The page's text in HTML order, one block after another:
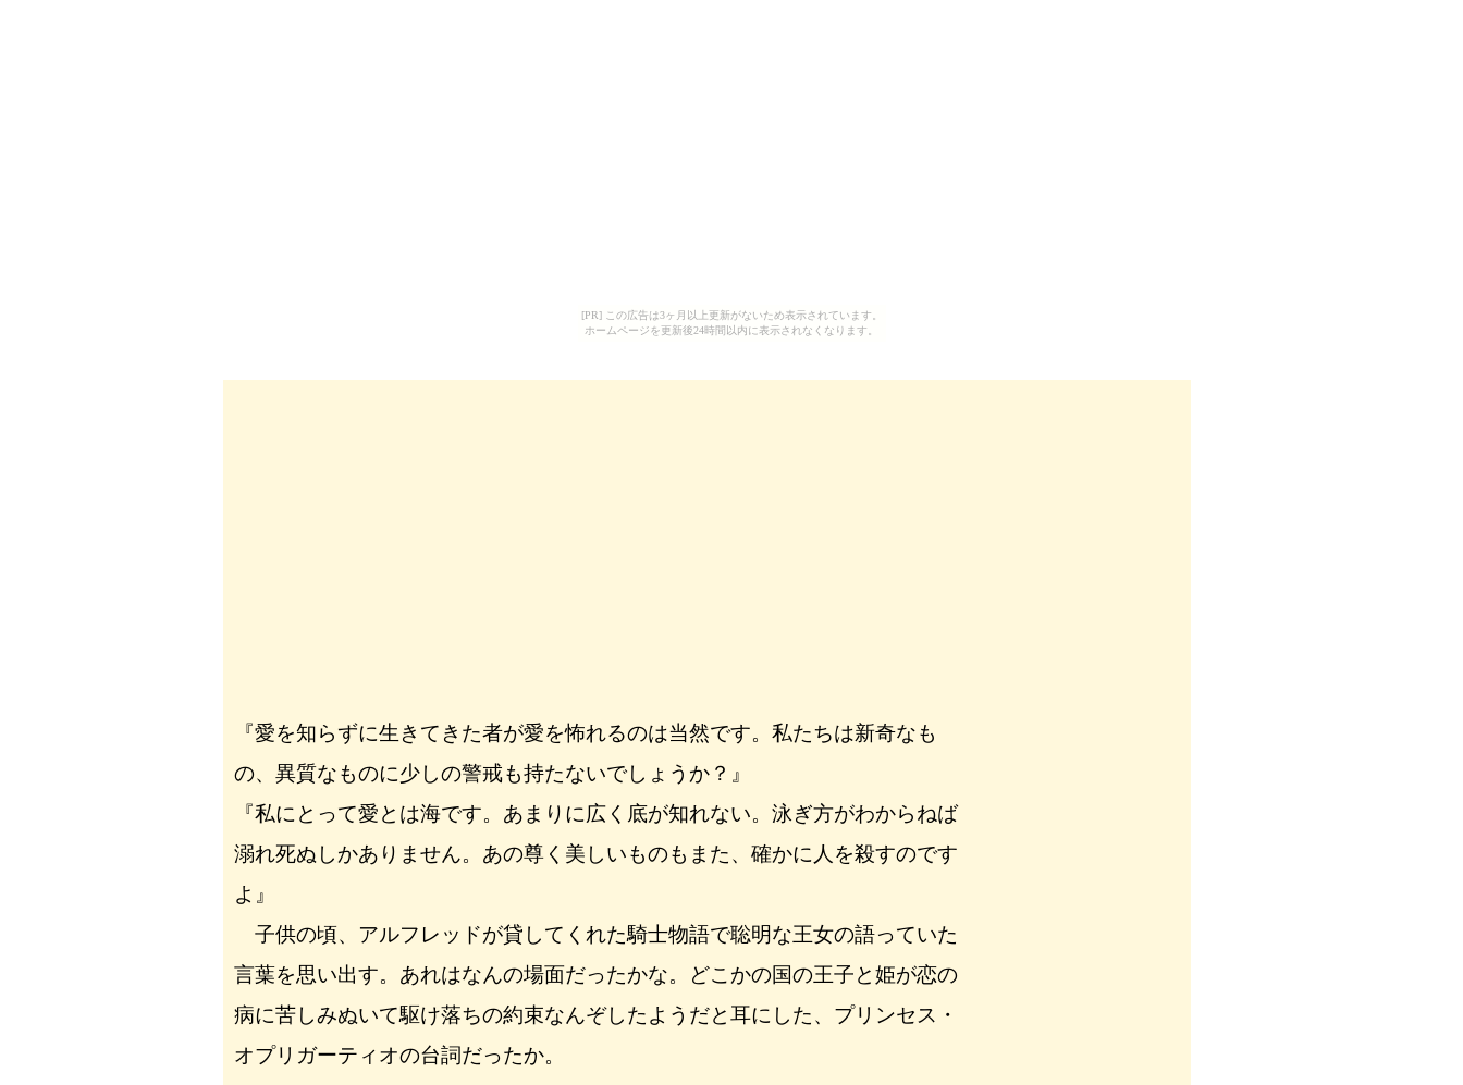
[PR] この広告は3ヶ月以上更新がないため表示されています。
ホームページを更新後24時間以内に表示されなくなります。
『愛を知らずに生きてきた者が愛を怖れるのは当然です。私たちは新奇なも
の、異質なものに少しの警戒も持たないでしょうか？』
『私にとって愛とは海です。あまりに広く底が知れない。泳ぎ方がわからねば
溺れ死ぬしかありません。あの尊く美しいものもまた、確かに人を殺すのです
よ』
子供の頃、アルフレッドが貸してくれた騎士物語で聡明な王女の語っていた
言葉を思い出す。あれはなんの場面だったかな。どこかの国の王子と姫が恋の
病に苦しみぬいて駆け落ちの約束なんぞしたようだと耳にした、プリンセス・
オプリガーティオの台詞だったか。